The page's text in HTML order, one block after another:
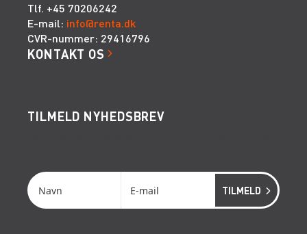
Tlf. +45 70206242
E-mail: info@renta.dk
CVR-nummer: 29416796
KONTAKT OS
TILMELD NYHEDSBREV